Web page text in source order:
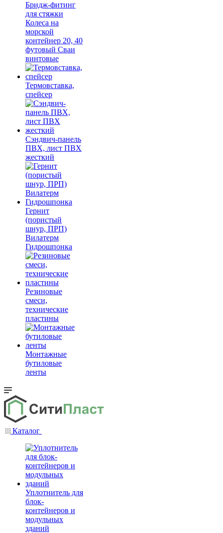
Бридж-фитинг
для стяжки
Колеса на
морской
контейнер 20, 40
футовый Сваи
винтовые
Термовставка,
спейсер
Сэндвич-панель
ПВХ, лист ПВХ
жесткий
Гернит
(пористый
шнур, ПРП)
Вилатерм
Гидрошпонка
Резиновые
смеси,
технические
пластины
Монтажные
бутиловые
ленты
Каталог
Уплотнитель для
блок-
контейнеров и
модульных
зданий